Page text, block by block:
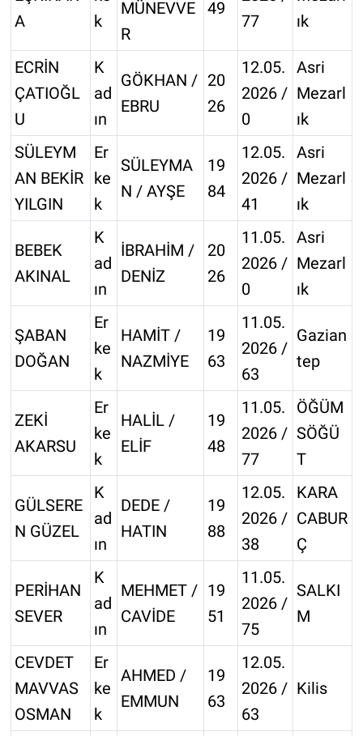
A
k
MÜNEVVE
R
49
77
ık
ECRİN
ÇATIOĞL
U
K
ad
ın
GÖKHAN /
EBRU
20
26
12.05.
2026 /
0
Asri
Mezarl
ık
SÜLEYM
AN BEKİR
YILGIN
Er
ke
k
SÜLEYMA
N / AYŞE
19
84
12.05.
2026 /
41
Asri
Mezarl
ık
BEBEK
AKINAL
K
ad
ın
İBRAHİM /
DENİZ
20
26
11.05.
2026 /
0
Asri
Mezarl
ık
ŞABAN
DOĞAN
Er
ke
k
HAMİT /
NAZMİYE
19
63
11.05.
2026 /
63
Gazian
tep
ZEKİ
AKARSU
Er
ke
k
HALİL /
ELİF
19
48
11.05.
2026 /
77
ÖĞÜM
SÖĞÜ
T
GÜLSERE
N GÜZEL
K
ad
ın
DEDE /
HATIN
19
88
12.05.
2026 /
38
KARA
CABUR
Ç
PERİHAN
SEVER
K
ad
ın
MEHMET /
CAVİDE
19
51
11.05.
2026 /
75
SALKI
M
CEVDET
MAVVAS
OSMAN
Er
ke
k
AHMED /
EMMUN
19
63
12.05.
2026 /
63
Kilis